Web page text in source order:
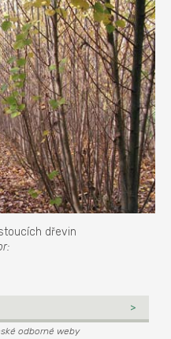
dřevin
odborné weby